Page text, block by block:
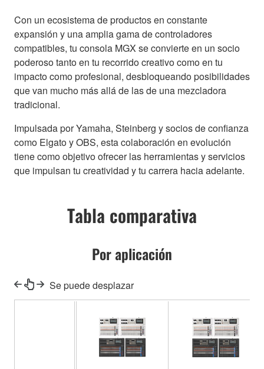
Con un ecosistema de productos en constante
expansión y una amplia gama de controladores
compatibles, tu consola MGX se convierte en un socio
poderoso tanto en tu recorrido creativo como en tu
impacto como profesional, desbloqueando posibilidades
que van mucho más allá de las de una mezcladora
tradicional.
Impulsada por Yamaha, Steinberg y socios de confianza
como Elgato y OBS, esta colaboración en evolución
tiene como objetivo ofrecer las herramientas y servicios
que impulsan tu creatividad y tu carrera hacia adelante.
Tabla comparativa
Por aplicación
Se puede desplazar